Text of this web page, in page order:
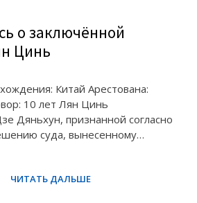
о заключённой
Цинь
Китай Арестована:
10 лет Лян Цинь
Дяньхун, признанной согласно
суда, вынесенному…